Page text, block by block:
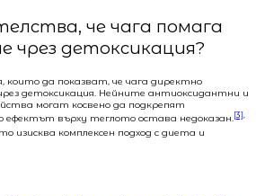
че чага помага
чрез детоксикация?
които да показват, че чага директно
детоксикация. Нейните антиоксидантни и
могат косвено да подкрепят
ефектът върху теглото остава недоказан.[3],
изисква комплексен подход с диета и